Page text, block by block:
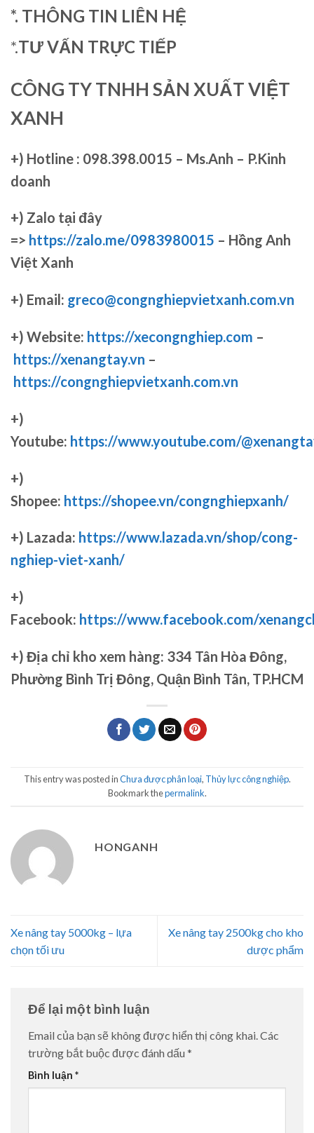
*. THÔNG TIN LIÊN HỆ
*.TƯ VẤN TRỰC TIẾP
CÔNG TY TNHH SẢN XUẤT VIỆT
XANH
+) Hotline : 098.398.0015 – Ms.Anh – P.Kinh
doanh
+) Zalo tại đây
=> https://zalo.me/0983980015 – Hồng Anh
Việt Xanh
+) Email: greco@congnghiepvietxanh.com.vn
+) Website: https://xecongnghiep.com –
https://xenangtay.vn –
https://congnghiepvietxanh.com.vn
+)
Youtube: https://www.youtube.com/
+)
Shopee: https://shopee.vn/congnghiepxanh/
+) Lazada: https://www.lazada.vn/shop/cong-
nghiep-viet-xanh/
+)
Facebook: https://www.facebook.com/
+) Địa chỉ kho xem hàng: 334 Tân Hòa Đông,
Phường Bình Trị Đông, Quận Bình Tân, TP.HCM
This entry was posted inChưa được phân loại, Thủy lực công nghiệp.
Bookmark thepermalink.
HONGANH
Xe nâng tay 5000kg – lựa
chọn tối ưu
Xe nâng tay 2500kg cho kho
dược phẩm
Để lại một bình luận
Email của bạn sẽ không được hiển thị công khai.Các
trường bắt buộc được đánh dấu *
Bình luận *